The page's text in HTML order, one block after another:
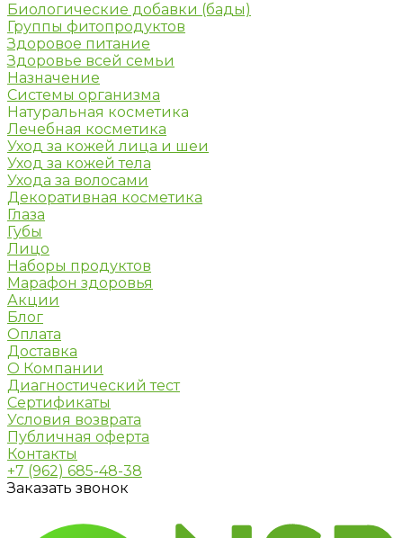
Биологические добавки (бады)
Группы фитопродуктов
Здоровое питание
Здоровье всей семьи
Назначение
Системы организма
Натуральная косметика
Лечебная косметика
Уход за кожей лица и шеи
Уход за кожей тела
Ухода за волосами
Декоративная косметика
Глаза
Губы
Лицо
Наборы продуктов
Марафон здоровья
Акции
Блог
Оплата
Доставка
О Компании
Диагностический тест
Сертификаты
Условия возврата
Публичная оферта
Контакты
+7 (962) 685-48-38
Заказать звонок